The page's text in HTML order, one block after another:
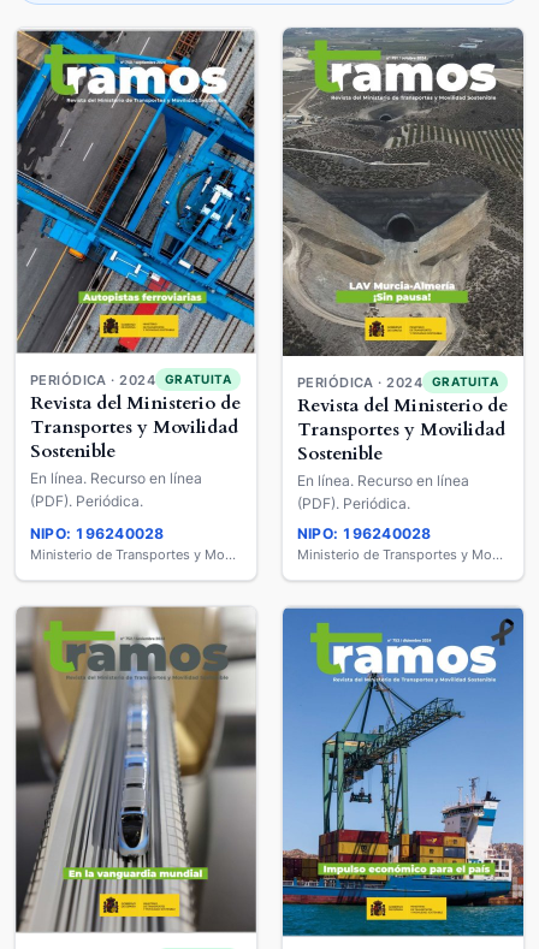
PERIÓDICA · 2024 GRATUITA
Revista del Ministerio de
Transportes y Movilidad
Sostenible
En línea. Recurso en línea
(PDF). Periódica.
NIPO: 196240028
Ministerio de Transportes y Movilidad Sostenible
PERIÓDICA · 2024 GRATUITA
Revista del Ministerio de
Transportes y Movilidad
Sostenible
En línea. Recurso en línea
(PDF). Periódica.
NIPO: 196240028
Ministerio de Transportes y Movilidad Sostenible